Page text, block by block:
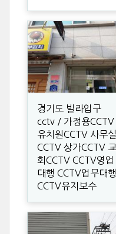
경기도 빌라입구
cctv / 가정용CCTV
유치원CCTV 사무실
CCTV 상가CCTV 교
회CCTV CCTV영업
대행 CCTV업무대행
CCTV유지보수